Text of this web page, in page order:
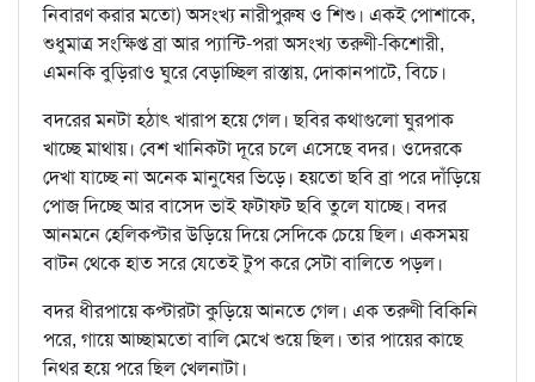
নিবারণ করার মতো) অসংখ্য নারীপুরুষ ও শিশু। একই পোশাকে,
শুধুমাত্র সংক্ষিপ্ত ব্রা আর প্যান্টি-পরা অসংখ্য তরুণী-কিশোরী,
এমনকি বুড়িরাও ঘুরে বেড়াচ্ছিল রাস্তায়, দোকানপাটে, বিচে।
বদরের মনটা হঠাৎ খারাপ হয়ে গেল। ছবির কথাগুলো ঘুরপাক
খাচ্ছে মাথায়। বেশ খানিকটা দূরে চলে এসেছে বদর। ওদেরকে
দেখা যাচ্ছে না অনেক মানুষের ভিড়ে। হয়তো ছবি ব্রা পরে দাঁড়িয়ে
পোজ দিচ্ছে আর বাসেদ ভাই ফটাফট ছবি তুলে যাচ্ছে। বদর
আনমনে হেলিকপ্টার উড়িয়ে দিয়ে সেদিকে চেয়ে ছিল। একসময়
বাটন থেকে হাত সরে যেতেই টুপ করে সেটা বালিতে পড়ল।
বদর ধীরপায়ে কপ্টারটা কুড়িয়ে আনতে গেল। এক তরুণী বিকিনি
পরে, গায়ে আচ্ছামতো বালি মেখে শুয়ে ছিল। তার পায়ের কাছে
নিথর হয়ে পরে ছিল খেলনাটা।